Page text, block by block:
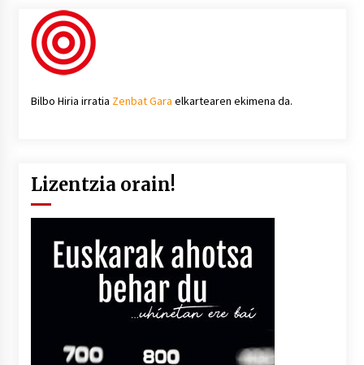
Bilbo Hiria irratia Zenbat Gara elkartearen ekimena da.
Lizentzia orain!